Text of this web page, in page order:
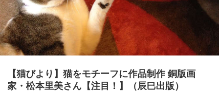
【猫びより】猫をモチーフに作品制作 銅版画
家・松本里美さん【注目！】（辰巳出版）